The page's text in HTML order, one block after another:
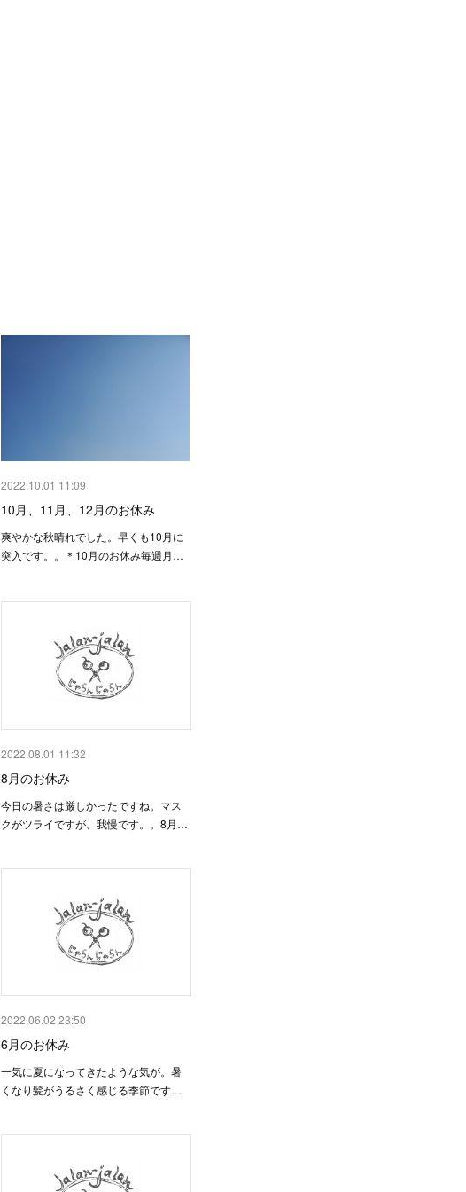
2022.10.01 11:09
10月、11月、12月のお休み
爽やかな秋晴れでした。早くも10月に
突入です。。＊10月のお休み毎週月…
2022.08.01 11:32
8月のお休み
今日の暑さは厳しかったですね。マス
クがツライですが、我慢です。。8月…
2022.06.02 23:50
6月のお休み
一気に夏になってきたような気が。暑
くなり髪がうるさく感じる季節です…